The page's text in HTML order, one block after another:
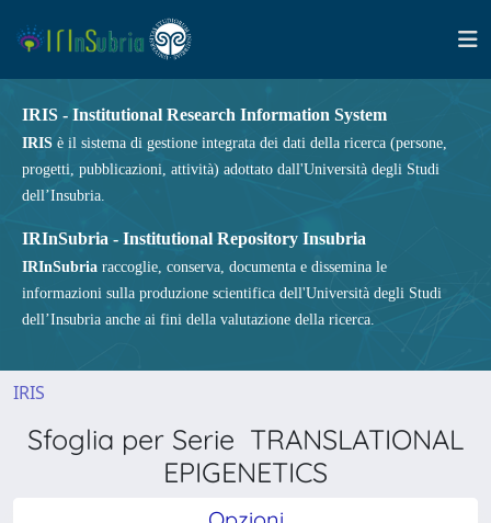
IRIS - Institutional Research Information System
IRIS è il sistema di gestione integrata dei dati della ricerca (persone,
progetti, pubblicazioni, attività) adottato dall'Università degli Studi
dell’Insubria.
IRInSubria - Institutional Repository Insubria
IRInSubria raccoglie, conserva, documenta e dissemina le
informazioni sulla produzione scientifica dell'Università degli Studi
dell’Insubria anche ai fini della valutazione della ricerca.
IRIS
Sfoglia per Serie TRANSLATIONAL
EPIGENETICS